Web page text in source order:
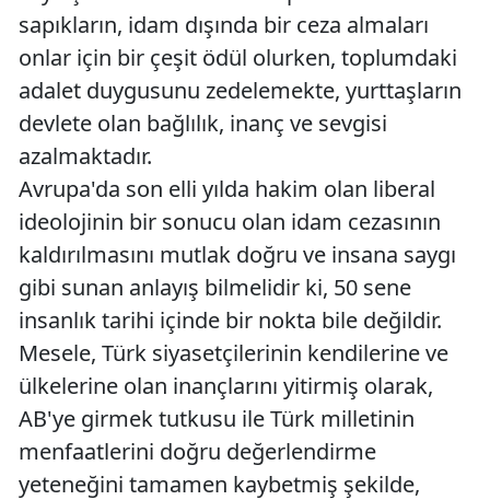
sapıkların, idam dışında bir ceza almaları
onlar için bir çeşit ödül olurken, toplumdaki
adalet duygusunu zedelemekte, yurttaşların
devlete olan bağlılık, inanç ve sevgisi
azalmaktadır.
Avrupa'da son elli yılda hakim olan liberal
ideolojinin bir sonucu olan idam cezasının
kaldırılmasını mutlak doğru ve insana saygı
gibi sunan anlayış bilmelidir ki, 50 sene
insanlık tarihi içinde bir nokta bile değildir.
Mesele, Türk siyasetçilerinin kendilerine ve
ülkelerine olan inançlarını yitirmiş olarak,
AB'ye girmek tutkusu ile Türk milletinin
menfaatlerini doğru değerlendirme
yeteneğini tamamen kaybetmiş şekilde,